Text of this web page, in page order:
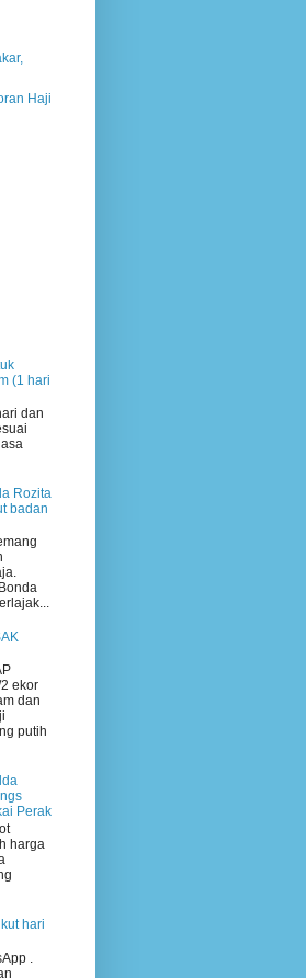
Haji
(1 hari
dan
Rozita
badan
ekor
dan
putih
Perak
harga
hari
.